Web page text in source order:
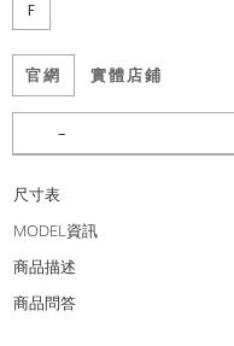
F
官網 實體店鋪
尺寸表
MODEL資訊
商品描述
商品問答